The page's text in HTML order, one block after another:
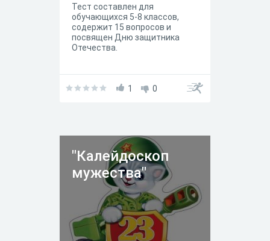
Тест составлен для
обучающихся 5-8 классов,
содержит 15 вопросов и
посвящен Дню защитника
Отечества.
1 0
"Калейдоскоп
мужества"